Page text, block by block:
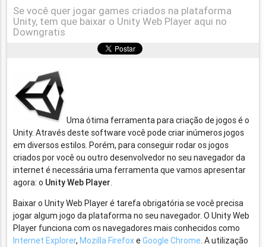
Se você quer jogar games criados na plataforma
Unity, tem que baixar o Unity Web Player aqui no
Downgratis
Uma ótima ferramenta para criação de jogos é o
Unity. Através deste software você pode criar inúmeros jogos
em diversos estilos. Porém, para conseguir rodar os jogos
criados por você ou outro desenvolvedor no seu navegador da
internet é necessária uma ferramenta que vamos apresentar
agora: o Unity Web Player.
Baixar o Unity Web Player é tarefa obrigatória se você precisa
jogar algum jogo da plataforma no seu navegador. O Unity Web
Player funciona com os navegadores mais conhecidos como
Internet Explorer,Mozilla FirefoxeGoogle Chrome. A utilização